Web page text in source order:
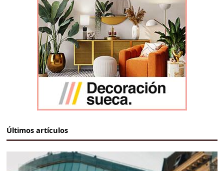
Últimos artículos